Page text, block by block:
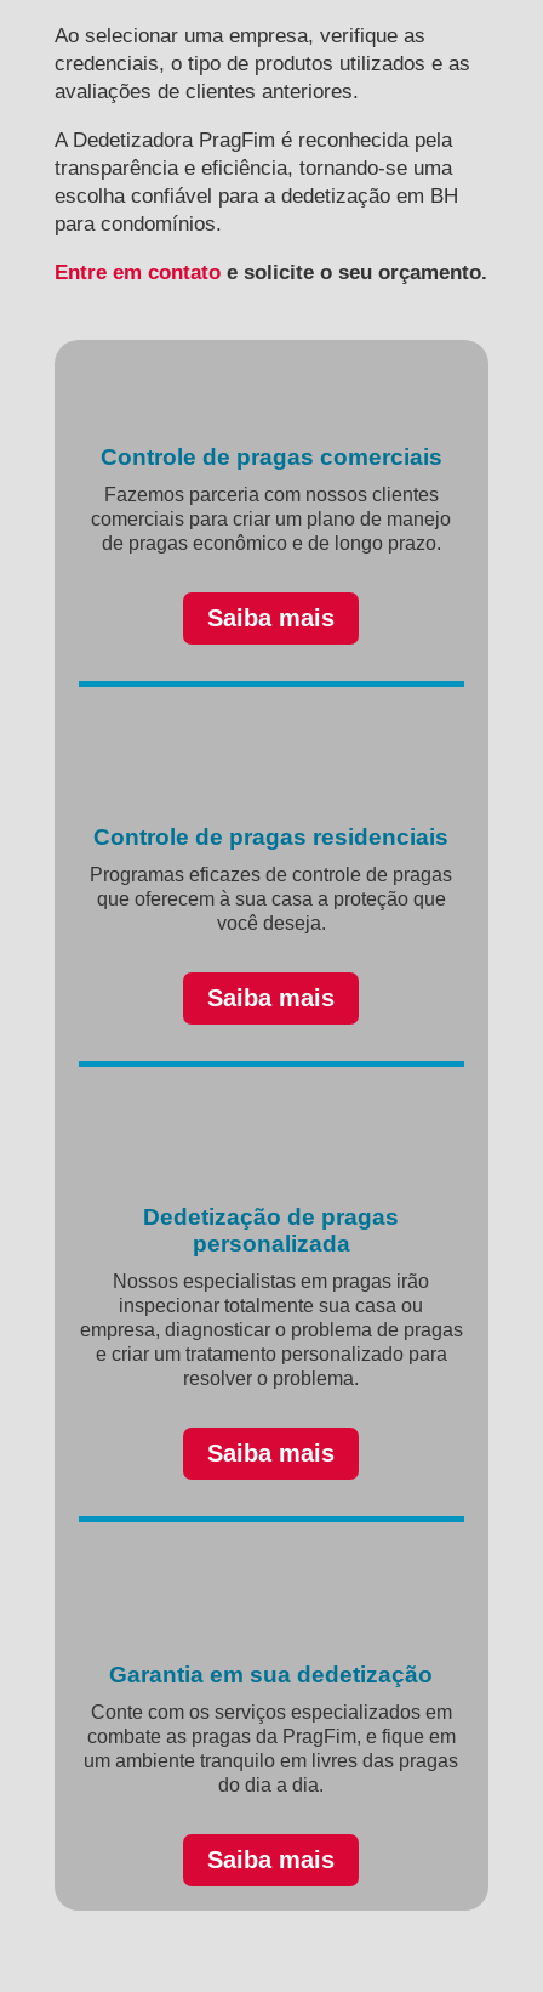
Ao selecionar uma empresa, verifique as
credenciais, o tipo de produtos utilizados e as
avaliações de clientes anteriores.
A Dedetizadora PragFim é reconhecida pela
transparência e eficiência, tornando-se uma
escolha confiável para a dedetização em BH
para condomínios.
Entre em contatoe solicite o seu orçamento.
Controle de pragas comerciais
Fazemos parceria com nossos clientes
comerciais para criar um plano de manejo
de pragas econômico e de longo prazo.
Saiba mais
Controle de pragas residenciais
Programas eficazes de controle de pragas
que oferecem à sua casa a proteção que
você deseja.
Saiba mais
Dedetização de pragas
personalizada
Nossos especialistas em pragas irão
inspecionar totalmente sua casa ou
empresa, diagnosticar o problema de pragas
e criar um tratamento personalizado para
resolver o problema.
Saiba mais
Garantia em sua dedetização
Conte com os serviços especializados em
combate as pragas da PragFim, e fique em
um ambiente tranquilo em livres das pragas
do dia a dia.
Saiba mais